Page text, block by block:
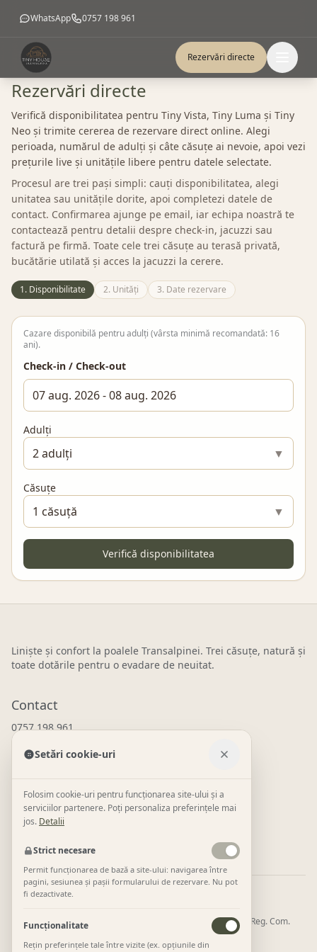
WhatsApp 0757 198 961
Rezervări directe
Rezervări directe
Verifică disponibilitatea pentru Tiny Vista, Tiny Luma și Tiny
Neo și trimite cererea de rezervare direct online. Alegi
perioada, numărul de adulți și câte căsuțe ai nevoie, apoi vezi
prețurile live și unitățile libere pentru datele selectate.
Procesul are trei pași simpli: cauți disponibilitatea, alegi
unitatea sau unitățile dorite, apoi completezi datele de
contact. Confirmarea ajunge pe email, iar echipa noastră te
contactează pentru detalii despre check-in, jacuzzi sau
factură pe firmă. Toate cele trei căsuțe au terasă privată,
bucătărie utilată și acces la jacuzzi la cerere.
1. Disponibilitate 2. Unități 3. Date rezervare
Cazare disponibilă pentru adulți (vârsta minimă recomandată: 16
ani).
Check-in / Check-out
07 aug. 2026 - 08 aug. 2026
Adulți
2adulți ▼
Căsuțe
1 căsuță ▼
Verifică disponibilitatea
Liniște și confort la poalele Transalpinei. Trei căsuțe, natură și
toate dotările pentru o evadare de neuitat.
Contact
0757 198 961
contact@tinyhousetransalpina.ro
Link-uri utile
Despre TTH Collection Rezervări
GMF MANAGEMENT CONSULTING SRL · CUI 36227404 · Reg. Com.
Str. Parângului 40, Novaci, Gorj · 0757 198 961
Setări cookie-uri
Folosim cookie-uri pentru funcționarea site-ului și a
serviciilor partenere. Poți personaliza preferințele mai
jos. Detalii
Strict necesare
Permit funcționarea de bază a site-ului: navigarea între
pagini, sesiunea și pașii formularului de rezervare. Nu pot
fi dezactivate.
Funcționalitate
Rețin preferințele tale între vizite (ex. opțiunile din